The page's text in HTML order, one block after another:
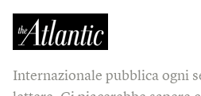
Internazionale pubblica ogni